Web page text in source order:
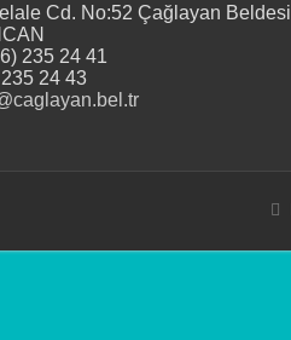
Cd. No:52 Çağlayan Beldesi
235 24 41
24 43